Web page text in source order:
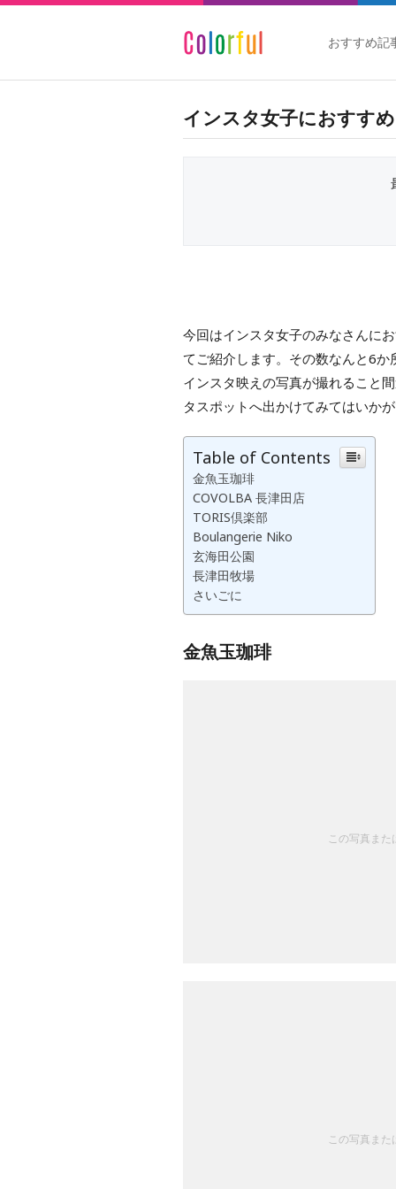
おすすめ記
インスタ女子におすす
今回はインスタ女子のみなさんに
てご紹介します。その数なんと6
インスタ映えの写真が撮れること
タスポットへ出かけてみてはいか
Table of Contents
金魚玉珈琲
COVOLBA 長津田店
TORIS倶楽部
Boulangerie Niko
玄海田公園
長津田牧場
さいごに
金魚玉珈琲
この写真ま
この写真ま